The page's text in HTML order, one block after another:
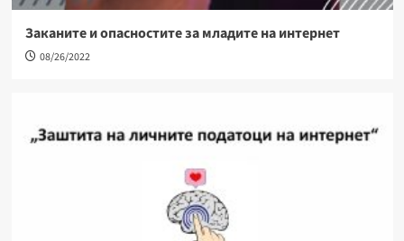
Заканите и опасностите за младите на интернет
08/26/2022